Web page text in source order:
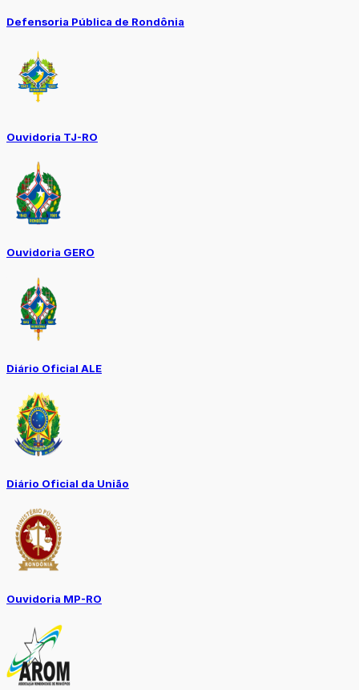
Defensoria Pública de Rondônia
Ouvidoria TJ-RO
Ouvidoria GERO
Diário Oficial ALE
Diário Oficial da União
Ouvidoria MP-RO